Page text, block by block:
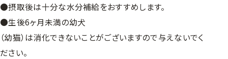
●摂取後は十分な水分補給をおすすめします。
●生後6ヶ月未満の幼犬
（幼猫）は消化できないことがございますので与えないでく
ださい。